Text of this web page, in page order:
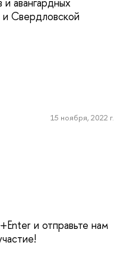
Свердловской
15 ноября, 2022 г.
и отправьте нам